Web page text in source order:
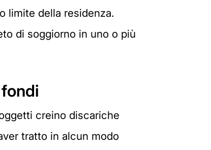
limite della residenza.
di soggiorno in uno o più
creino discariche
tratto in alcun modo